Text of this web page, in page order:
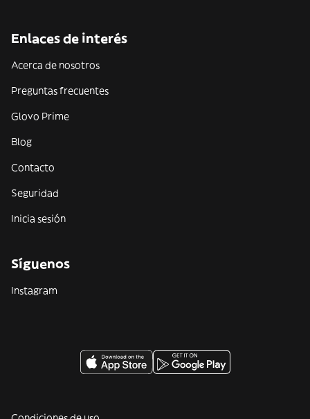
Enlaces de interés
Acerca de nosotros
Preguntas frecuentes
Glovo Prime
Blog
Contacto
Seguridad
Inicia sesión
Síguenos
Instagram